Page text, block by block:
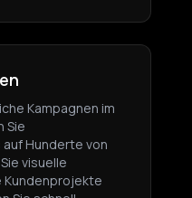
Kampagnen im
Sie
Hunderte von
visuelle
Kundenprojekte